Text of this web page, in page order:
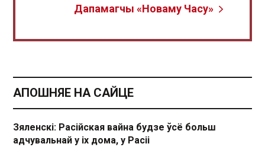
Дапамагчы «Новаму Часу»
АПОШНЯЕ НА САЙЦЕ
Зяленскі: Расійская вайна будзе ўсё больш
адчувальнай у іх дома, у Расіі